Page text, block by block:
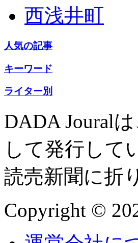
西浅井町
人気の記事
キーワード
ライター別
DADA Joural
して発行して
読売新聞に折
Copyright ©